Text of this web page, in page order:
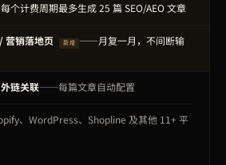
个计费周期最多生成 25 篇 SEO/AEO 文章
营销落地页 新增
——月复一月，不间断输
链关联——每篇文章自动配置
、WordPress、Shopline 及其他 11+ 平